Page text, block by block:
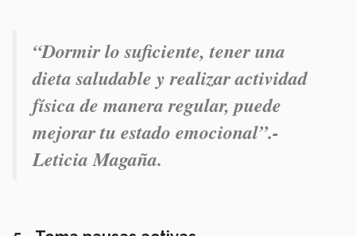
“Dormir lo suficiente, tener una
dieta saludable y realizar actividad
física de manera regular, puede
mejorar tu estado emocional”.-
Leticia Magaña.